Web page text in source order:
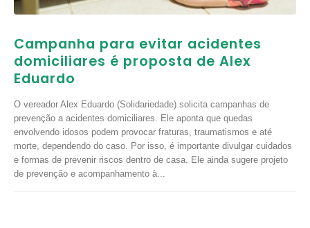
Campanha para evitar acidentes
domiciliares é proposta de Alex
Eduardo
O vereador Alex Eduardo (Solidariedade) solicita campanhas de
prevenção a acidentes domiciliares. Ele aponta que quedas
envolvendo idosos podem provocar fraturas, traumatismos e até
morte, dependendo do caso. Por isso, é importante divulgar cuidados
e formas de prevenir riscos dentro de casa. Ele ainda sugere projeto
de prevenção e acompanhamento à...